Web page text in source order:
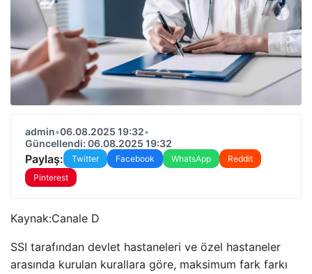
admin•06.08.2025 19:32•
Güncellendi: 06.08.2025 19:32
Paylaş: Twitter Facebook WhatsApp
Reddit
Pinterest
Kaynak:Canale D
SSI tarafından devlet hastaneleri ve özel hastaneler
arasında kurulan kurallara göre, maksimum fark farkı